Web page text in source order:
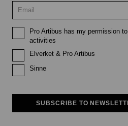
Pro Artibus has my permission
activities
Elverket & Pro Artibus
Sinne
SUBSCRIBE TO